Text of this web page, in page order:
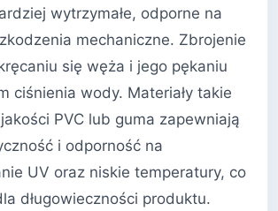
wytrzymałe, odporne na
mechaniczne. Zbrojenie
się węża i jego pękaniu
ciśnienia wody. Materiały takie
PVC lub guma zapewniają
i odporność na
UV oraz niskie temperatury, co
długowieczności produktu.